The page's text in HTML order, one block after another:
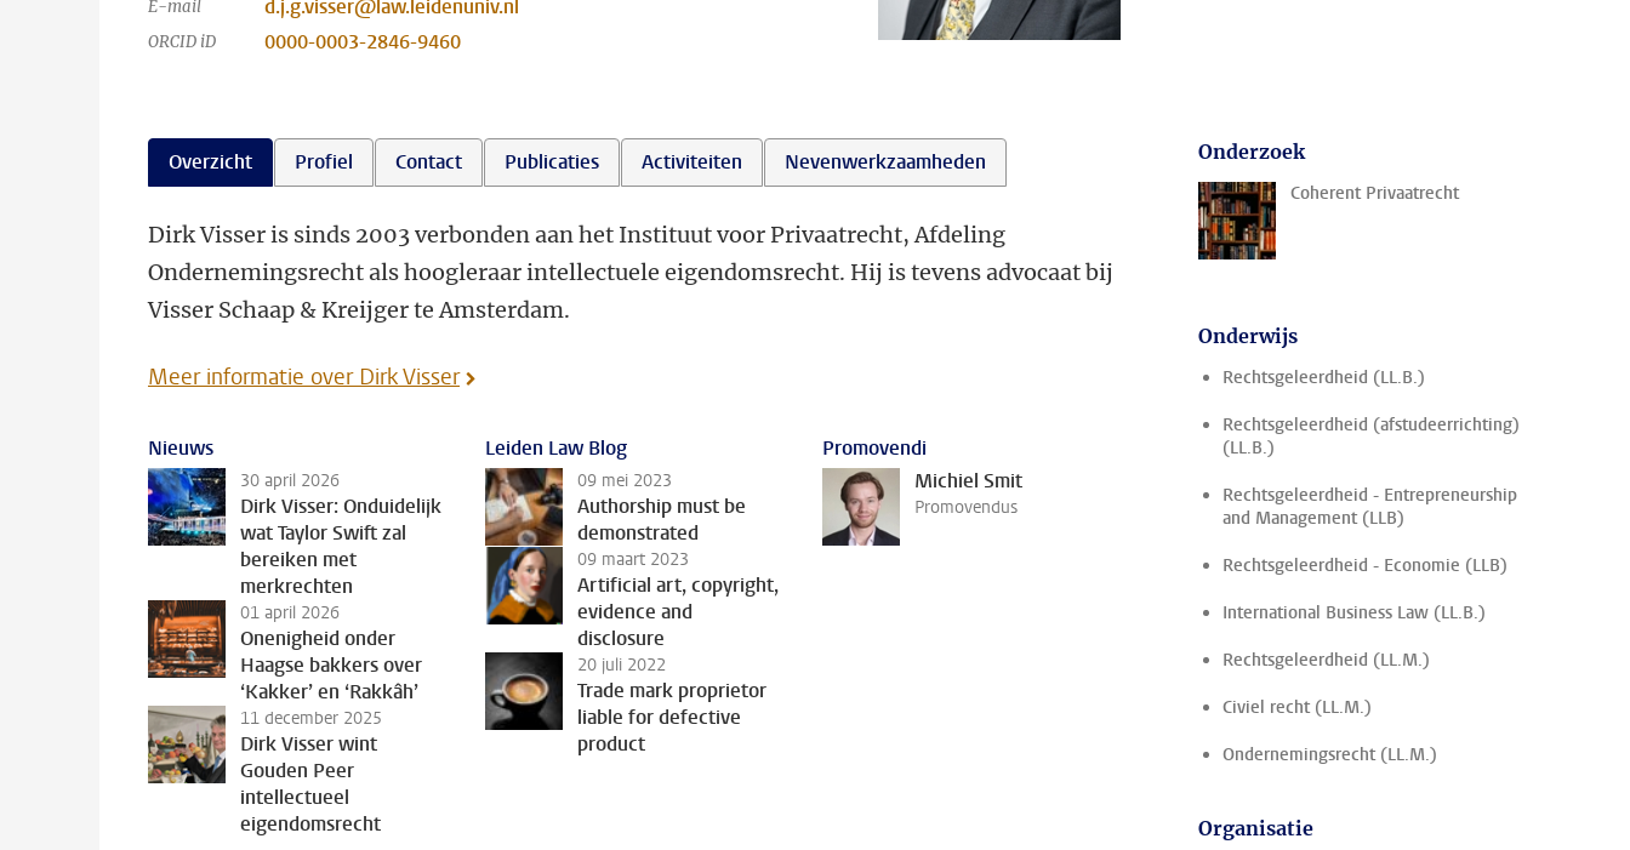
E-mail d.j.g.visser@law.leidenuniv.nl
ORCID iD 0000-0003-2846-9460
Overzicht Profiel Contact Publicaties Activiteiten Nevenwerkzaamheden
Dirk Visser is sinds 2003 verbonden aan het Instituut voor Privaatrecht, Afdeling
Ondernemingsrecht als hoogleraar intellectuele eigendomsrecht. Hij is tevens advocaat bij
Visser Schaap & Kreijger te Amsterdam.
Meer informatie over Dirk Visser
Nieuws
30 april 2026
Dirk Visser: Onduidelijk
wat Taylor Swift zal
bereiken met
merkrechten
01 april 2026
Onenigheid onder
Haagse bakkers over
‘Kakker’ en ‘Rakkâh’
11 december 2025
Dirk Visser wint
Gouden Peer
intellectueel
eigendomsrecht
Leiden Law Blog
09 mei 2023
Authorship must be
demonstrated
09 maart 2023
Artificial art, copyright,
evidence and
disclosure
20 juli 2022
Trade mark proprietor
liable for defective
product
Promovendi
Michiel Smit
Promovendus
Onderzoek
Coherent Privaatrecht
Onderwijs
Rechtsgeleerdheid (LL.B.)
Rechtsgeleerdheid (afstudeerrichting)
(LL.B.)
Rechtsgeleerdheid - Entrepreneurship
and Management (LLB)
Rechtsgeleerdheid - Economie (LLB)
International Business Law (LL.B.)
Rechtsgeleerdheid (LL.M.)
Civiel recht (LL.M.)
Ondernemingsrecht (LL.M.)
Organisatie